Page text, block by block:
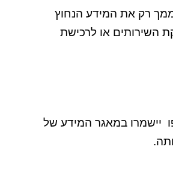
רק את המידע הנחוץ
השירותים או לרכישת
יישמרו במאגר המידע של